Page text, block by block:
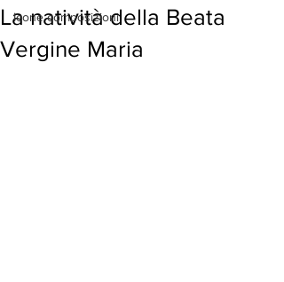
Icone composizioni
La natività della Beata
Vergine Maria